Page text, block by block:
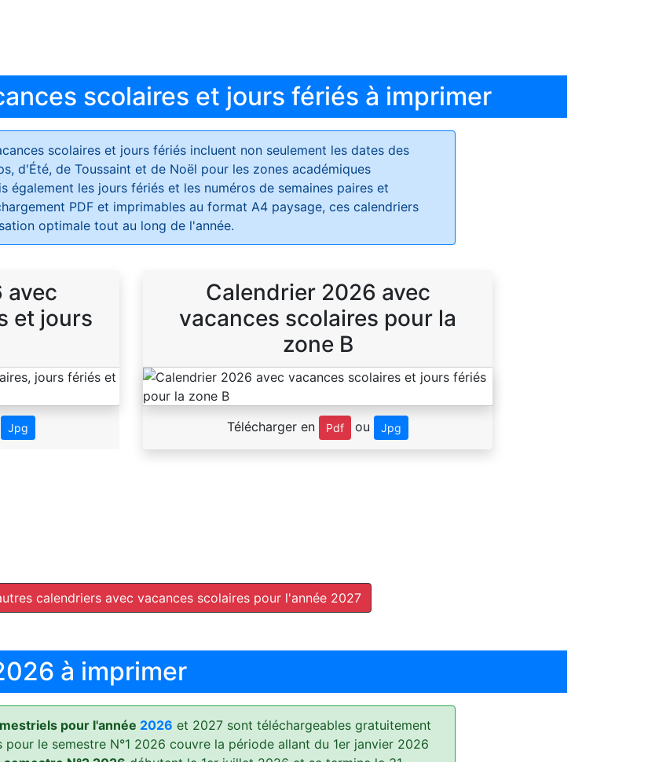
scolaires et jours fériés à imprimer
scolaires et jours fériésincluent non seulement les dates des
d'Été, de Toussaint et de Noël pour les zones académiques
également les jours fériés et les numéros de semaines paires et
PDF et imprimables au format A4 paysage, ces calendriers
optimale tout au long de l'année.
avec
et jours
Jpg
Calendrier 2026 avec
vacances scolaires pour la
zone B
Télécharger en Pdf ou Jpg
calendriers avec vacances scolaires pour l'année 2027
à imprimer
pour l'année 2026 et 2027 sont téléchargeables gratuitement
le semestre N°1 2026 couvre la période allant du 1er janvier 2026